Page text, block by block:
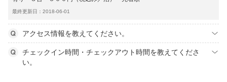
最終更新日：2018-06-01
アクセス情報を教えてください。
チェックイン時間・チェックアウト時間を教えてくださ
い。